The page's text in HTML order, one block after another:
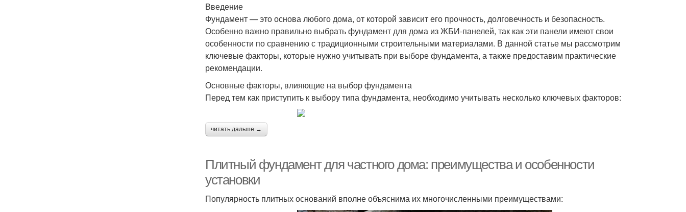
Введение
Фундамент — это основа любого дома, от которой зависит его прочность, долговечность и безопасность.
Особенно важно правильно выбрать фундамент для дома из ЖБИ-панелей, так как эти панели имеют свои
особенности по сравнению с традиционными строительными материалами. В данной статье мы рассмотрим
ключевые факторы, которые нужно учитывать при выборе фундамента, а также предоставим практические
рекомендации.
Основные факторы, влияющие на выбор фундамента
Перед тем как приступить к выбору типа фундамента, необходимо учитывать несколько ключевых факторов:
читать дальше →
Плитный фундамент для частного дома: преимущества и особенности
установки
Популярность плитных оснований вполне объяснима их многочисленными преимуществами: